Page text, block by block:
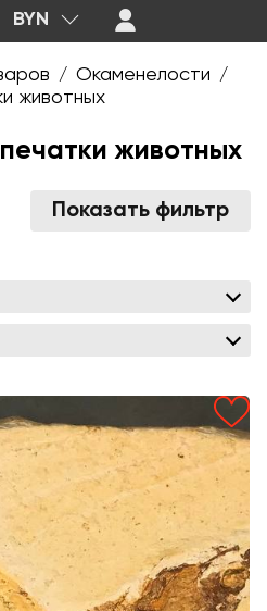
BYN
/ Окаменелости /
животных
животных
Показать фильтр